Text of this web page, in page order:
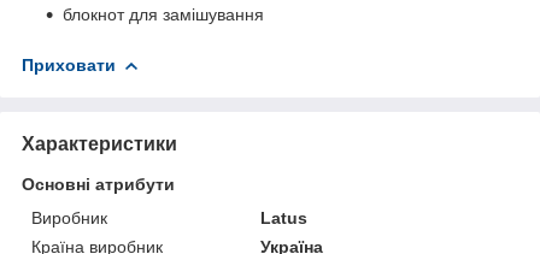
блокнот для замішування
Приховати
Характеристики
Основні атрибути
Виробник
Latus
Країна виробник
Україна